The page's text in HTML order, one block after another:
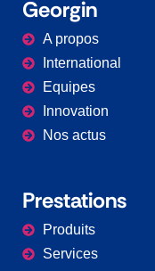
Georgin
A propos
International
Equipes
Innovation
Nos actus
Prestations​
Produits
Services